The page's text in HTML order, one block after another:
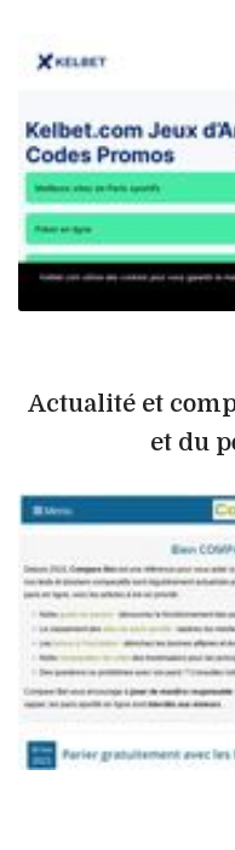
Actualité et
et du